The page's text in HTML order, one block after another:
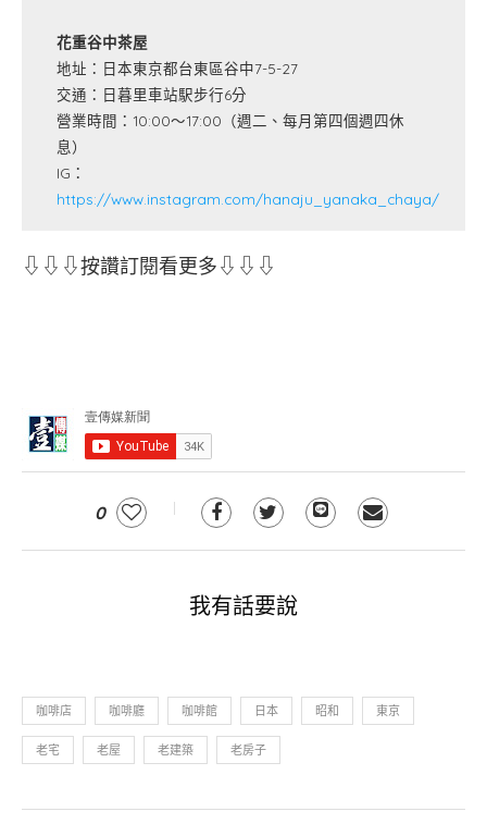
花重谷中茶屋
地址：日本東京都台東區谷中7-5-27
交通：日暮里車站駅步行6分
營業時間：10:00～17:00（週二、每月第四個週四休
息）
IG：
https://www.instagram.com/hanaju_yanaka_chaya/
⇩⇩⇩按讚訂閱看更多⇩⇩⇩
0
我有話要說
咖啡店 咖啡廳 咖啡館 日本 昭和 東京
老宅 老屋 老建築 老房子